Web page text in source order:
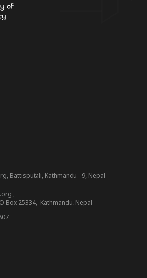
Battisputali, Kathmandu - 9, Nepal
,
Box 25334, Kathmandu, Nepal